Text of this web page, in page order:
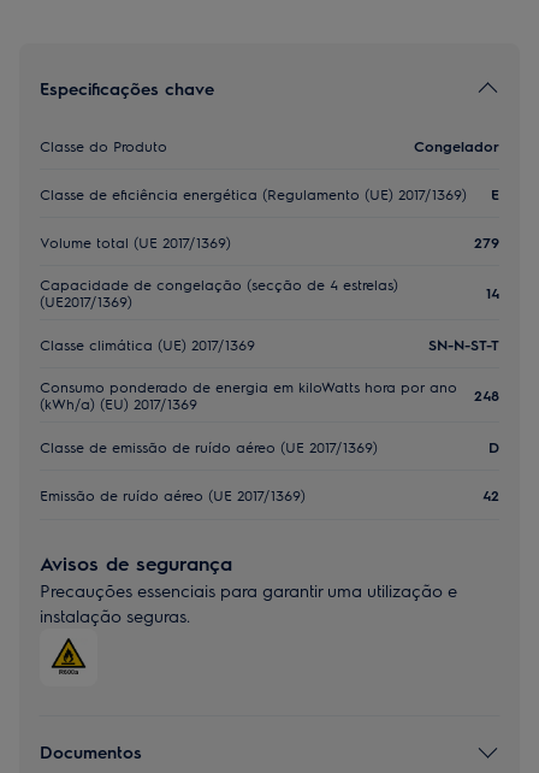
Especificações chave
Classe do Produto Congelador
Classe de eficiência energética (Regulamento (UE) 2017/1369) E
Volume total (UE 2017/1369) 279
Capacidade de congelação (secção de 4 estrelas)
(UE2017/1369)
14
Classe climática (UE) 2017/1369 SN-N-ST-T
Consumo ponderado de energia em kiloWatts hora por ano
(kWh/a) (EU) 2017/1369
248
Classe de emissão de ruído aéreo (UE 2017/1369) D
Emissão de ruído aéreo (UE 2017/1369) 42
Avisos de segurança
Precauções essenciais para garantir uma utilização e
instalação seguras.
Documentos